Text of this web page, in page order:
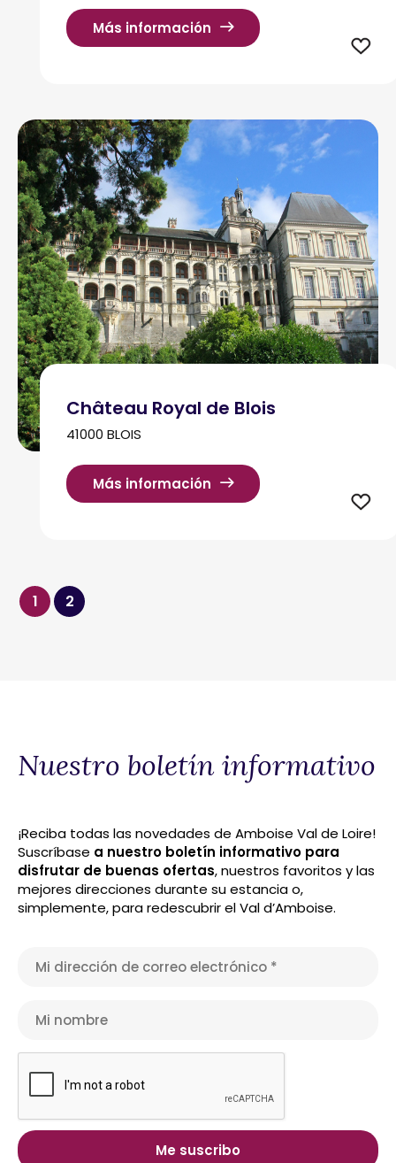
Más información
Château Royal de Blois
41000 BLOIS
Más información
1 2
Nuestro boletín informativo
¡Reciba todas las novedades de Amboise Val de Loire!
Suscríbase a nuestro boletín informativo para
disfrutar de buenas ofertas, nuestros favoritos y las
mejores direcciones durante su estancia o,
simplemente, para redescubrir el Val d’Amboise.